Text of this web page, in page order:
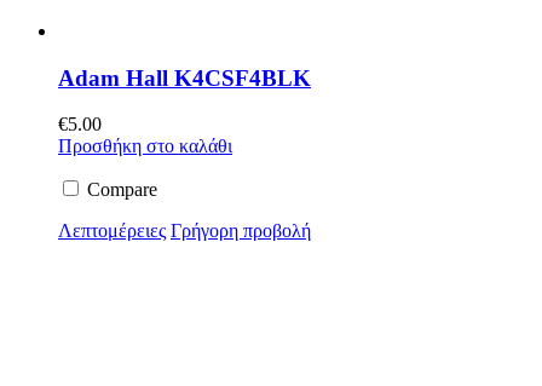
Adam Hall K4CSF4BLK
€5.00
Προσθήκη στο καλάθι
Compare
Λεπτομέρειες Γρήγορη προβολή